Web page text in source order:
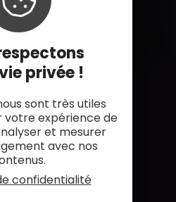
privée !
sont très utiles
votre expérience de
et mesurer
avec nos
confidentialité